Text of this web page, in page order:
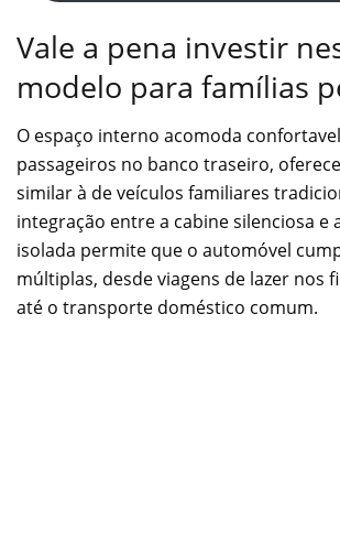
Vale a pena investir
modelo para famílias
O espaço interno acomoda
passageiros no banco traseiro,
similar à de veículos familiares
integração entre a cabine silenciosa e
isolada permite que o automóvel
múltiplas, desde viagens de lazer nos
até o transporte doméstico comum.